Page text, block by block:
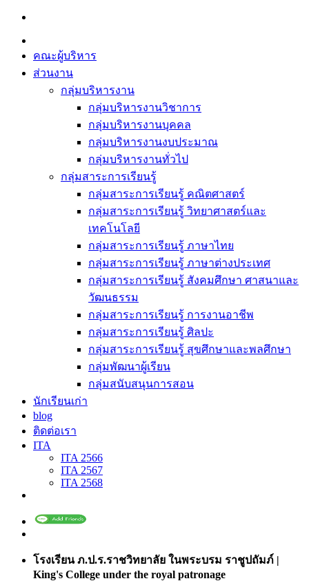
Skip
content
คณะผู้บริหาร
ส่วนงาน
กลุ่มบริหารงาน
กลุ่มบริหารงานวิชาการ
กลุ่มบริหารงานบุคคล
กลุ่มบริหารงานงบประมาณ
กลุ่มบริหารงานทั่วไป
กลุ่มสาระการเรียนรู้
กลุ่มสาระการเรียนรู้ คณิตศาสตร์
กลุ่มสาระการเรียนรู้ วิทยาศาสตร์และ
เทคโนโลยี
กลุ่มสาระการเรียนรู้ ภาษาไทย
กลุ่มสาระการเรียนรู้ ภาษาต่างประเทศ
กลุ่มสาระการเรียนรู้ สังคมศึกษา ศาสนาและ
วัฒนธรรม
กลุ่มสาระการเรียนรู้ การงานอาชีพ
กลุ่มสาระการเรียนรู้ ศิลปะ
กลุ่มสาระการเรียนรู้ สุขศึกษาและพลศึกษา
กลุ่มพัฒนาผู้เรียน
กลุ่มสนับสนุนการสอน
นักเรียนเก่า
blog
ติดต่อเรา
ITA
ITA 2566
ITA 2567
ITA 2568
โรงเรียน ภ.ป.ร.ราชวิทยาลัย ในพระบรม ราชูปถัมภ์ |
King's College under the royal patronage